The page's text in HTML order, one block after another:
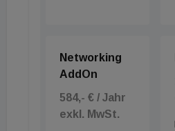
Networking
AddOn
584,- € / Jahr
exkl. MwSt.